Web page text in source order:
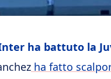
ha battuto la
ha fatto